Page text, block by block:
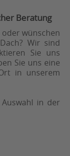
Beratung
oder wünschen
Wir sind
Sie uns
Sie uns eine
in unserem
in der